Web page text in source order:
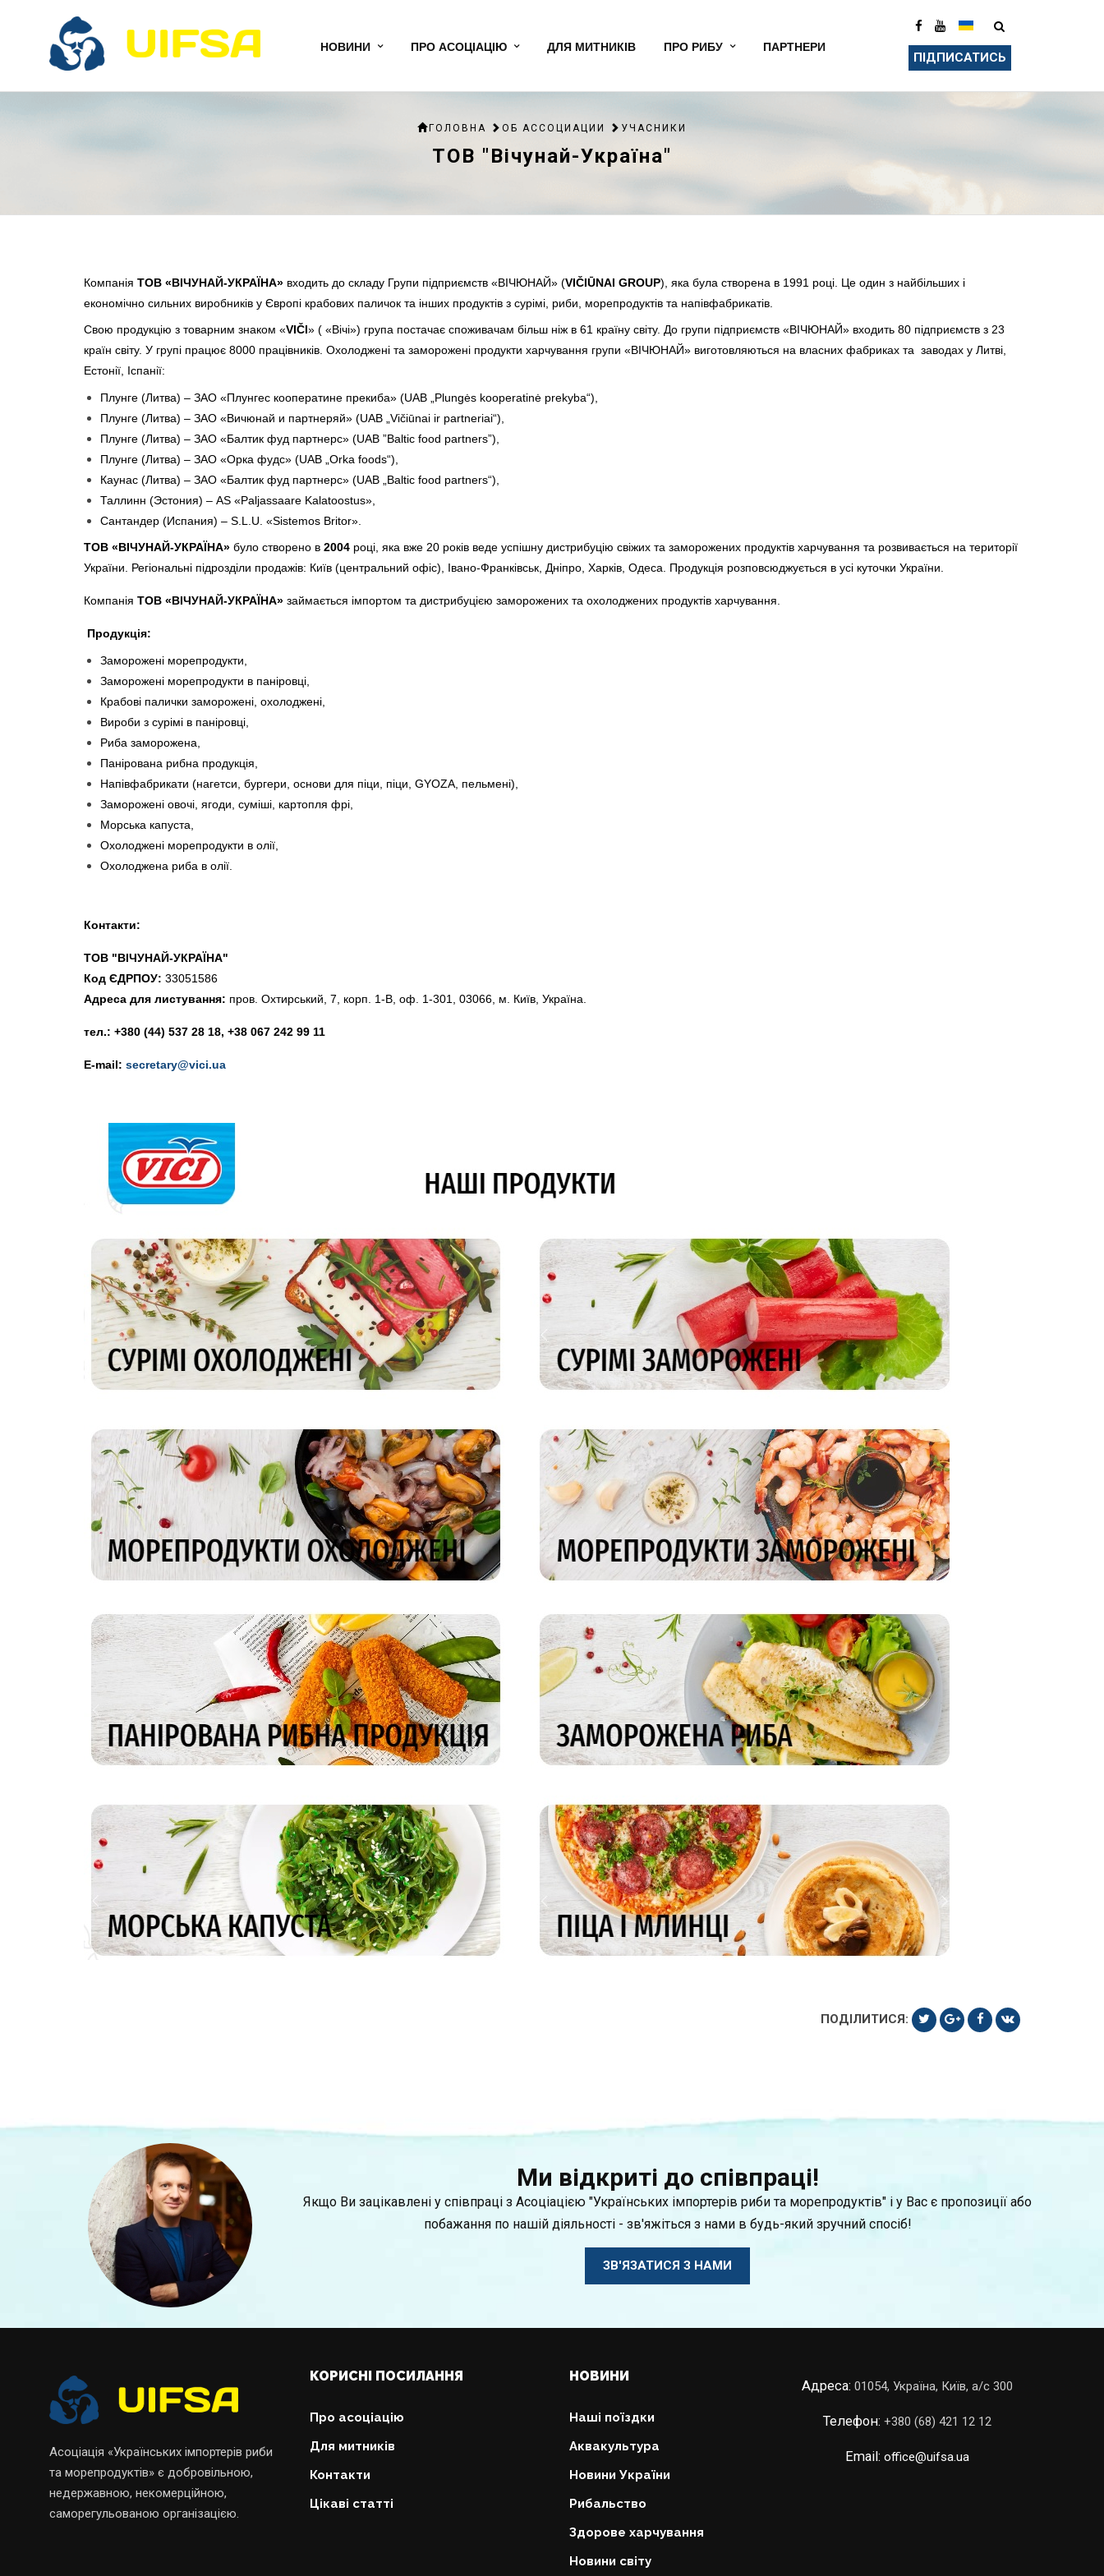
ПІДПИСАТИСЬ
НОВИНИ ПРО АСОЦІАЦІЮ ДЛЯ МИТНИКІВ ПРО РИБУ ПАРТНЕРИ
ГОЛОВНА ОБ АССОЦИАЦИИ УЧАСНИКИ
ТОВ "Вічунай-Україна"
Компанія ТОВ «ВІЧУНАЙ-УКРАЇНА» входить до складу Групи підприємств «ВІЧЮНАЙ» (VIČIŪNAI GROUP), яка була створена в 1991 році. Це один з найбільших і
економічно сильних виробників у Європі крабових паличок та інших продуктів з сурімі, риби, морепродуктів та напівфабрикатів.
Свою продукцію з товарним знаком «VIČI» ( «Вічі») група постачає споживачам більш ніж в 61 країну світу. До групи підприємств «ВІЧЮНАЙ» входить 80 підприємств з 23
країн світу. У групі працює 8000 працівників. Охолоджені та заморожені продукти харчування групи «ВІЧЮНАЙ» виготовляються на власних фабриках та заводах у Литві,
Естонії, Іспанії:
Плунге (Литва) – ЗАО «Плунгес кооператине прекиба» (UAB „Plungės kooperatinė prekyba“),
Плунге (Литва) – ЗАО «Вичюнай и партнеряй» (UAB „Vičiūnai ir partneriai“),
Плунге (Литва) – ЗАО «Балтик фуд партнерс» (UAB ”Baltic food partners”),
Плунге (Литва) – ЗАО «Oрка фудс» (UAB „Orka foods“),
Каунас (Литва) – ЗАО «Балтик фуд партнерс» (UAB „Baltic food partners“),
Таллинн (Эстония) – AS «Paljassaare Kalatoostus»,
Сантандер (Испания) – S.L.U. «Sistemos Britor».
ТОВ «ВІЧУНАЙ-УКРАЇНА» було створено в 2004 році, яка вже 20 років веде успішну дистрибуцію свіжих та заморожених продуктів харчування та розвивається на території
України. Регіональні підрозділи продажів: Київ (центральний офіс), Івано-Франківськ, Дніпро, Харків, Одеса. Продукція розповсюджується в усі куточки України.
Компанія ТОВ «ВІЧУНАЙ-УКРАЇНА» займається імпортом та дистрибуцією заморожених та охолоджених продуктів харчування.
Продукція:
Заморожені морепродукти,
Заморожені морепродукти в паніровці,
Крабові палички заморожені, охолоджені,
Вироби з сурімі в паніровці,
Риба заморожена,
Панірована рибна продукція,
Напівфабрикати (нагетси, бургери, основи для піци, піци, GYOZA, пельмені),
Заморожені овочі, ягоди, суміші, картопля фрі,
Морська капуста,
Охолоджені морепродукти в олії,
Охолоджена риба в олії.
Контакти:
ТОВ "ВІЧУНАЙ-УКРАЇНА"
Код ЄДРПОУ: 33051586
Адреса для листування: пров. Охтирський, 7, корп. 1-В, оф. 1-301, 03066, м. Київ, Україна.
тел.: +380 (44) 537 28 18, +38 067 242 99 11
E-mail: secretary@vici.ua
ПОДІЛИТИСЯ:
Ми відкриті до співпраці!
Якщо Ви зацікавлені у співпраці з Асоціацією "Українських імпортерів риби та морепродуктів" і у Вас є пропозиції або
побажання по нашій діяльності - зв'яжіться з нами в будь-який зручний спосіб!
ЗВ'ЯЗАТИСЯ З НАМИ
Асоціація «Українських імпортерів риби
та морепродуктів» є добровільною,
недержавною, некомерційною,
саморегульованою організацією.
КОРИСНІ ПОСИЛАННЯ
Про асоціацію
Для митників
Контакти
Цікаві статті
НОВИНИ
Наші поїздки
Аквакультура
Новини України
Рибальство
Здорове харчування
Новини світу
Адреса: 01054, Україна, Київ, а/с 300
Телефон: +380 (68) 421 12 12
Email: office@uifsa.ua